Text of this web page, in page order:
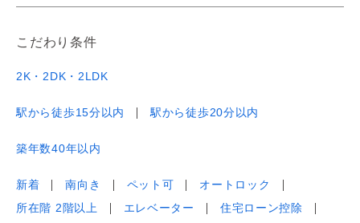
こだわり条件
2K・2DK・2LDK
駅から徒歩15分以内 駅から徒歩20分以内
築年数40年以内
新着 南向き ペット可
オートロック
所在階 2階以上
エレベーター
住宅ローン控除